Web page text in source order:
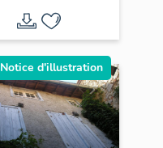
Notice d'illustration